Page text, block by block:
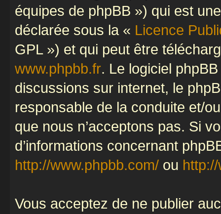
équipes de phpBB ») qui est
déclarée sous la « Licence
GPL ») et qui peut être
www.phpbb.fr. Le logiciel
discussions sur internet, le
responsable de la conduite et/
que nous n’acceptons pas. Si
d’informations concernant
http://www.phpbb.com/ ou
Vous acceptez de ne publier